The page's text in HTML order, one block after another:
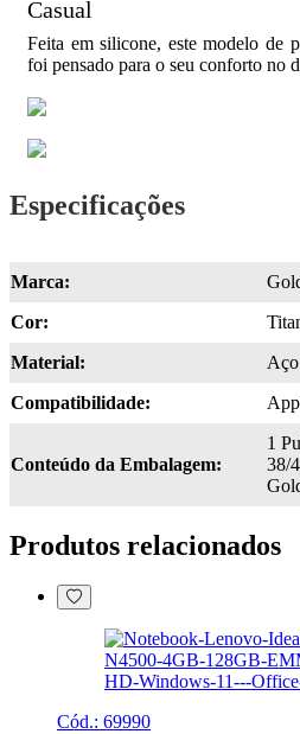
Produtos relacionados
Cód.: 69990